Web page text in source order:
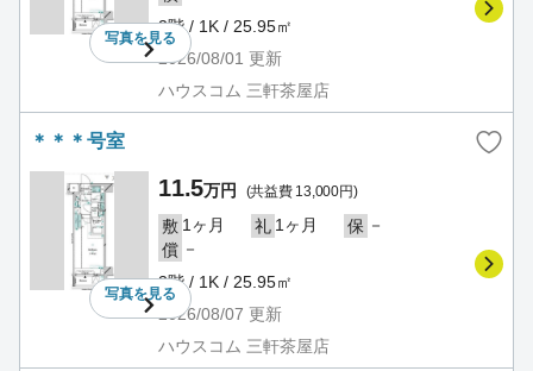
写真を見る
2階 / 1K / 25.95㎡
2026/08/01 更新
ハウスコム 三軒茶屋店
＊＊＊号室
写真を見る
11.5万円 (共益費 13,000円)
敷 1ヶ月 礼 1ヶ月 保 －
償 －
3階 / 1K / 25.95㎡
2026/08/07 更新
ハウスコム 三軒茶屋店